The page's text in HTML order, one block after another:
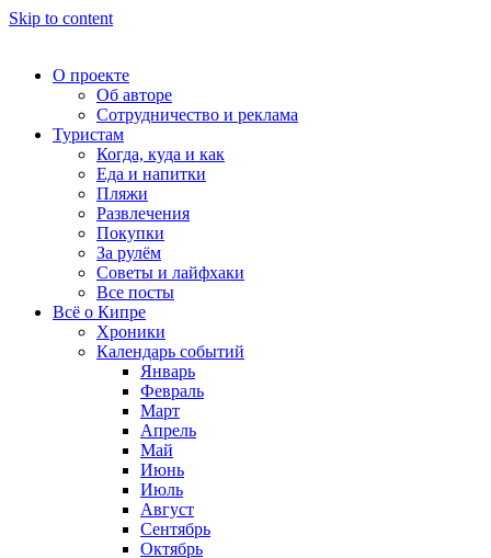
Skip to content
О проекте
Об авторе
Сотрудничество и реклама
Туристам
Когда, куда и как
Еда и напитки
Пляжи
Развлечения
Покупки
За рулём
Советы и лайфхаки
Все посты
Всё о Кипре
Хроники
Календарь событий
Январь
Февраль
Март
Апрель
Май
Июнь
Июль
Август
Сентябрь
Октябрь